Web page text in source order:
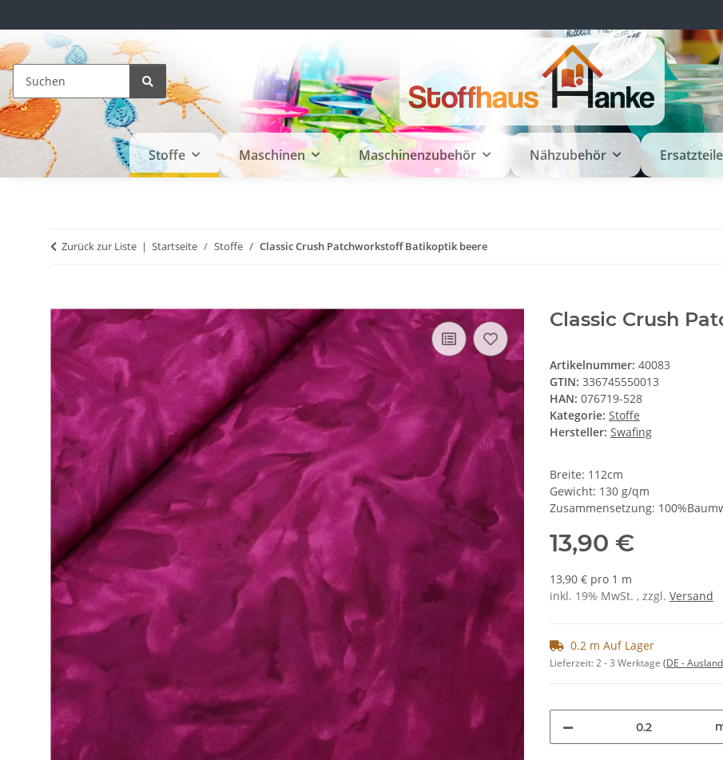
Stoffe Maschinen Maschinenzubehör Nähzubehör Ersatzteile
Zurück zur Liste Startseite Stoffe Classic Crush Patchworkstoff Batikoptik beere
Classic Crush
Artikelnummer: 40083
GTIN: 336745550013
HAN: 076719-528
Kategorie: Stoffe
Hersteller: Swafing
Breite: 112cm
Gewicht: 130 g/qm
Zusammensetzung:
13,90 €
13,90 € pro 1 m
inkl. 19% MwSt. , zzgl. Versand
0.2 m Auf Lager
Lieferzeit:2 - 3 Werktage (DE -